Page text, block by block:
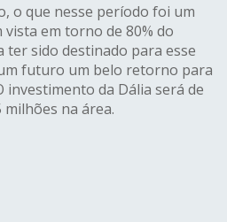
o que nesse período foi um
em torno de 80% do
sido destinado para esse
futuro um belo retorno para
investimento da Dália será de
na área.